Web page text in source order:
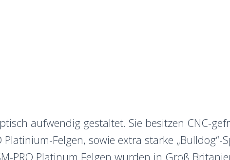
aufwendig gestaltet. Sie besitzen CNC-
Felgen, sowie extra starke „Bulldog“-
PRO Platinum Felgen wurden in Groß